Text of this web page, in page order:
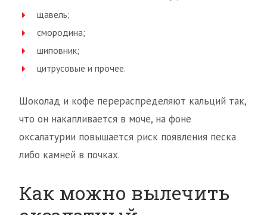
щавель;
смородина;
шиповник;
цитрусовые и прочее.
Шоколад и кофе перераспределяют кальций так,
что он накапливается в моче, на фоне
оксалатурии повышается риск появления песка
либо камней в почках.
Как можно вылечить